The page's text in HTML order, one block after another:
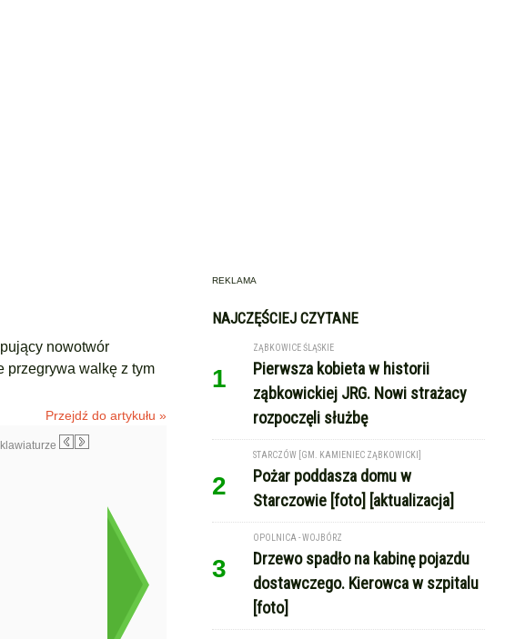
nowotwór
przegrywa walkę z tym
Przejdź do artykułu »
REKLAMA
NAJCZĘŚCIEJ CZYTANE
1
ZĄBKOWICE ŚLĄSKIE
Pierwsza kobieta w historii
ząbkowickiej JRG. Nowi strażacy
rozpoczęli służbę
2
STARCZÓW [GM. KAMIENIEC ZĄBKOWICKI]
Pożar poddasza domu w
Starczowie [foto] [aktualizacja]
3
OPOLNICA - WOJBÓRZ
Drzewo spadło na kabinę pojazdu
dostawczego. Kierowca w szpitalu
[foto]